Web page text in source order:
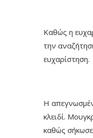
Καθώς η
την
ευχαρίστηση.
Η
κλειδί.
καθώς